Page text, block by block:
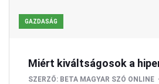
GAZDASÁG
Miért kiváltságosok a
SZERZŐ: BETA MAGYAR SZÓ ONLINE